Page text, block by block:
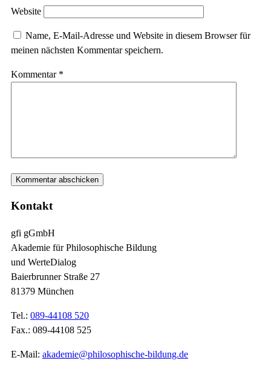
Website
Name, E-Mail-Adresse und Website in diesem Browser für
meinen nächsten Kommentar speichern.
Kommentar *
Kontakt
gfi gGmbH
Akademie für Philosophische Bildung
und WerteDialog
Baierbrunner Straße 27
81379 München
Tel.: 089-44108 520
Fax.: 089-44108 525
E-Mail: akademie@philosophische-bildung.de